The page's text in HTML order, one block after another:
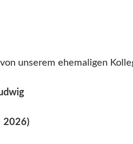
unserem ehemaligen
2026)